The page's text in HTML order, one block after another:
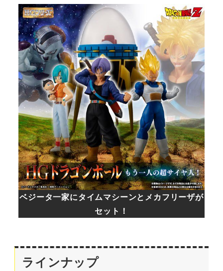
ベジータ一家にタイムマシーンとメカフリーザが
セット！
ラインナップ